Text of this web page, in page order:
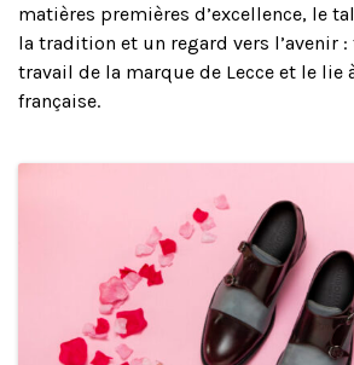
matières premières d’excellence, le
la tradition et un regard vers l’avenir
travail de la marque de Lecce et le lie
française.